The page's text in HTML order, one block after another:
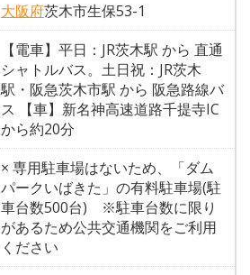
大阪府茨木市生保53-1
【電車】平日：JR茨木駅 から 直通
シャトルバス。土日祝：JR茨木
駅・阪急茨木市駅 から 阪急路線バ
ス 【車】新名神高速道路千提寺IC
から約20分
× 専用駐車場はないため、「ダム
パークいばきた」の有料駐車場(駐
車台数500台) ※駐車台数に限り
があるため公共交通機関をご利用
ください